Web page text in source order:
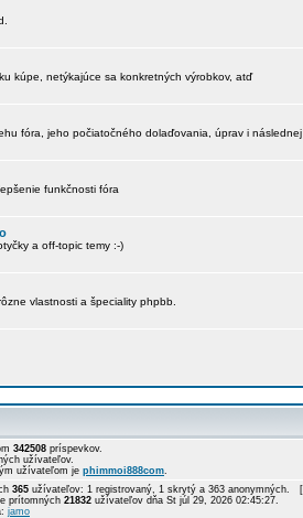
kúpe, netýkajúce sa konkretných výrobkov, atď
fóra, jeho počiatočného dolaďovania, úprav i
funkčnosti fóra
a off-topic temy :-)
vlastnosti a špeciality phpbb.
342508 príspevkov.
užívateľov.
užívateľom je phimmoi888com.
365 užívateľov: 1 registrovaný, 1 skrytý a 363 anonymných.
prítomných 21832 užívateľov dňa St júl 29, 2026 02:45:27.
jamo